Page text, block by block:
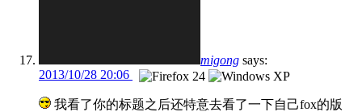
migong says:
2013/10/28 20:06
我看了你的标题之后还特意去看了一下自己fox的版